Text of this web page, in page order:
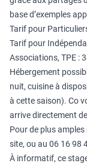
base d’exemples
Tarif pour
Tarif pour
Associations, TPE :
Hébergement
nuit, cuisine à
à cette saison). Co
arrive directement
Pour de plus
site, ou au 06 16 98
À informatif, ce